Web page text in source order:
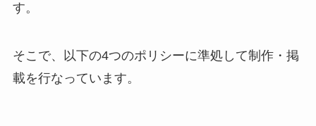
す。
そこで、以下の4つのポリシーに準処して制作・掲
載を行なっています。